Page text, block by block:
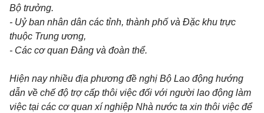
Bộ trưởng.
- Uỷ ban nhân dân các tỉnh, thành phố và Đặc khu trực
thuộc Trung ương,
- Các cơ quan Đảng và đoàn thể.
Hiện nay nhiều địa phương đề nghị Bộ Lao động hướng
dẫn về chế độ trợ cấp thôi việc đối với người lao động làm
việc tại các cơ quan xí nghiệp Nhà nước ta xin thôi việc để